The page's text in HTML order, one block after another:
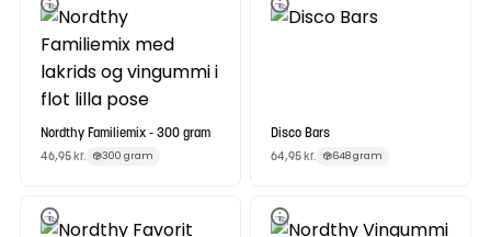
Nordthy Familiemix - 300 gram
46,95kr. 300 gram
Disco Bars
64,95kr. 648 gram